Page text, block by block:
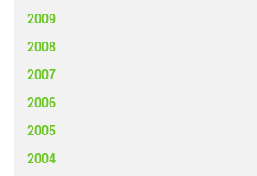
2009
2008
2007
2006
2005
2004